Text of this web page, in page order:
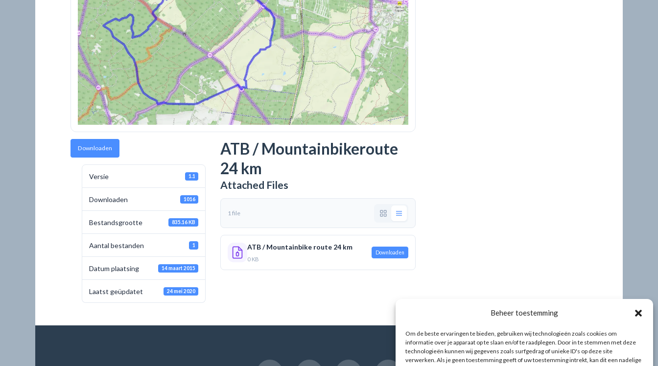
Beheer toestemming
Om de beste ervaringen te bieden, gebruiken wij technologieën zoals cookies om
informatie over je apparaat op te slaan en/of te raadplegen. Door in te stemmen met deze
technologieën kunnen wij gegevens zoals surfgedrag of unieke ID's op deze site
verwerken. Als je geen toestemming geeft of uw toestemming intrekt, kan dit een nadelige
Downloaden
Versie 1.1
Downloaden 1016
Bestandsgrootte 835.16 KB
Aantal bestanden 1
Datum plaatsing 14 maart 2015
Laatst geüpdatet 24 mei 2020
ATB / Mountainbikeroute
24 km
Attached Files
1 file
ATB / Mountainbike route 24 km
0 KB
Downloaden